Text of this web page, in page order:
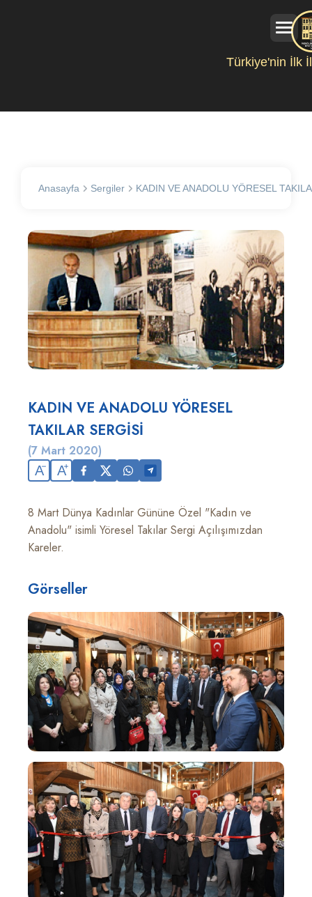
Türkiye'nin İlk
Anasayfa Sergiler KADIN VE ANADOLU YÖRESEL
KADIN VE ANADOLU YÖRESEL
TAKILAR SERGİSİ
(7 Mart 2020)
A A
8 Mart Dünya Kadınlar Gününe Özel "Kadın ve
Anadolu" isimli Yöresel Takılar Sergi Açılışımızdan
Kareler.
Görseller